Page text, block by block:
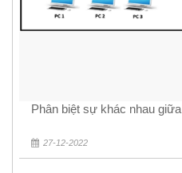
Phân biệt sự khác nhau
27-12-2022